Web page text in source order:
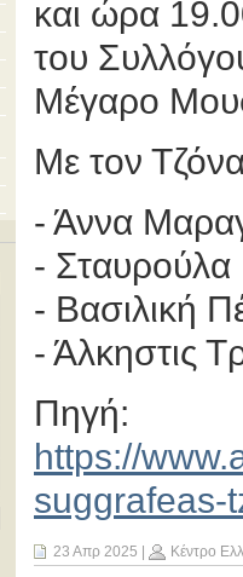
και ώρα
του
Μέγαρο
Με τον
- Άννα
-
- Βασιλική
- Άλκηστις
Πηγή:
https://
suggrafeas-
23 Απρ 2025 Κέντρο